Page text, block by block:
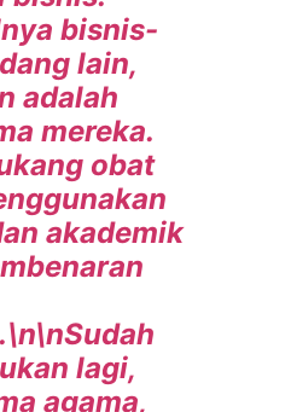
bisnis-
lain,
adalah
mereka.
obat
akademik
lagi,
agama,